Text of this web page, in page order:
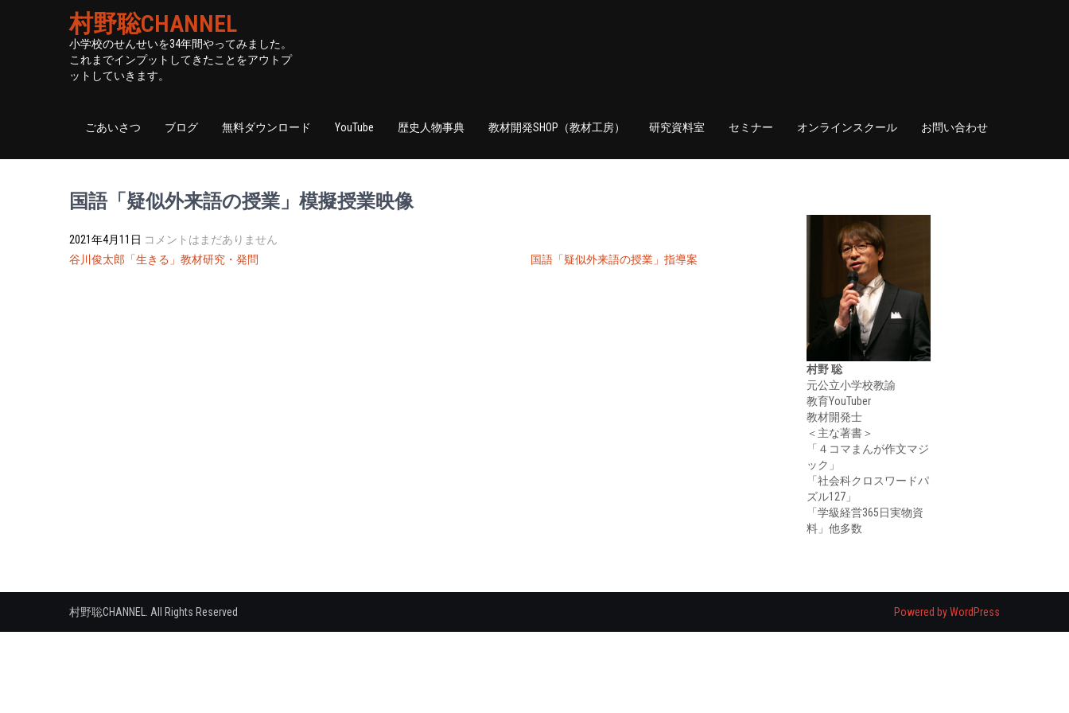
村野聡CHANNEL
小学校のせんせいを34年間やってみました。
これまでインプットしてきたことをアウトプ
ットしていきます。
ごあいさつ ブログ 無料ダウンロード YouTube 歴史人物事典 教材開発SHOP（教材工房） 研究資料室 セミナー オンラインスクール お問い合わせ
国語「疑似外来語の授業」模擬授業映像
2021年4月11日 コメントはまだありません
投
谷川俊太郎「生きる」教材研究・発問 国語「疑似外来語の授業」指導案
村野 聡
元公立小学校教諭
教育YouTuber
教材開発士
＜主な著書＞
「４コマまんが作文マジ
ック」
「社会科クロスワードパ
ズル127」
「学級経営365日実物資
料」他多数
村野聡CHANNEL. All Rights Reserved Powered by WordPress